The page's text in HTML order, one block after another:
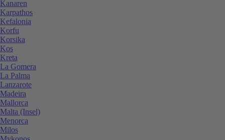
Kanaren
Karpathos
Kefalonia
Korfu
Korsika
Kos
Kreta
La Gomera
La Palma
Lanzarote
Madeira
Mallorca
Malta (Insel)
Menorca
Milos